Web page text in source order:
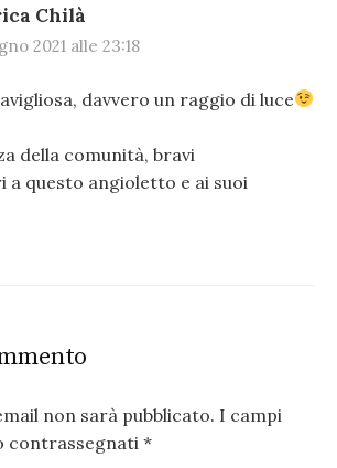
Chilà
2021 alle 23:18
davvero un raggio di luce
della comunità, bravi
a questo angioletto e ai suoi
non sarà pubblicato. I campi
contrassegnati*